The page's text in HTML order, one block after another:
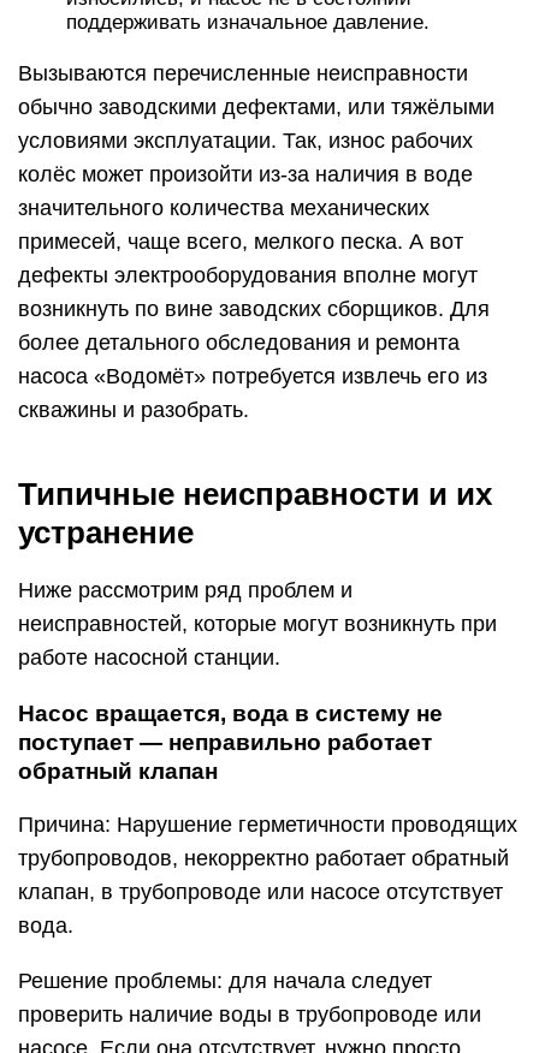
поддерживать изначальное давление.
Вызываются перечисленные неисправности
обычно заводскими дефектами, или тяжёлыми
условиями эксплуатации. Так, износ рабочих
колёс может произойти из-за наличия в воде
значительного количества механических
примесей, чаще всего, мелкого песка. А вот
дефекты электрооборудования вполне могут
возникнуть по вине заводских сборщиков. Для
более детального обследования и ремонта
насоса «Водомёт» потребуется извлечь его из
скважины и разобрать.
Типичные неисправности и их
устранение
Ниже рассмотрим ряд проблем и
неисправностей, которые могут возникнуть при
работе насосной станции.
Насос вращается, вода в систему не
поступает — неправильно работает
обратный клапан
Причина: Нарушение герметичности проводящих
трубопроводов, некорректно работает обратный
клапан, в трубопроводе или насосе отсутствует
вода.
Решение проблемы: для начала следует
проверить наличие воды в трубопроводе или